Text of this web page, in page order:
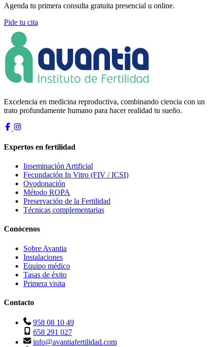
Agenda tu primera consulta gratuita presencial u online.
Pide tu cita
Excelencia en medicina reproductiva, combinando ciencia con un
trato profundamente humano para hacer realidad tu sueño.
Expertos en fertilidad
Inseminación Artificial
Fecundación In Vitro (FIV / ICSI)
Ovodonación
Método ROPA
Preservación de la Fertilidad
Técnicas complementarias
Conócenos
Sobre Avantia
Instalaciones
Equipo médico
Tasas de éxito
Primera visita
Contacto
958 08 10 49
658 291 027
info@avantiafertilidad.com